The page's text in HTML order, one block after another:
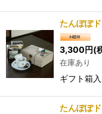
たんぽぽ
3,300円(
在庫あり
ギフト箱
たんぽぽ